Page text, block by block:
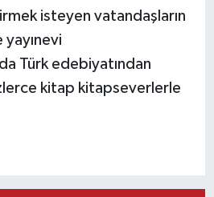
isteyen vatandaşların
yayınevi
Türk edebiyatından
kitap kitapseverlerle